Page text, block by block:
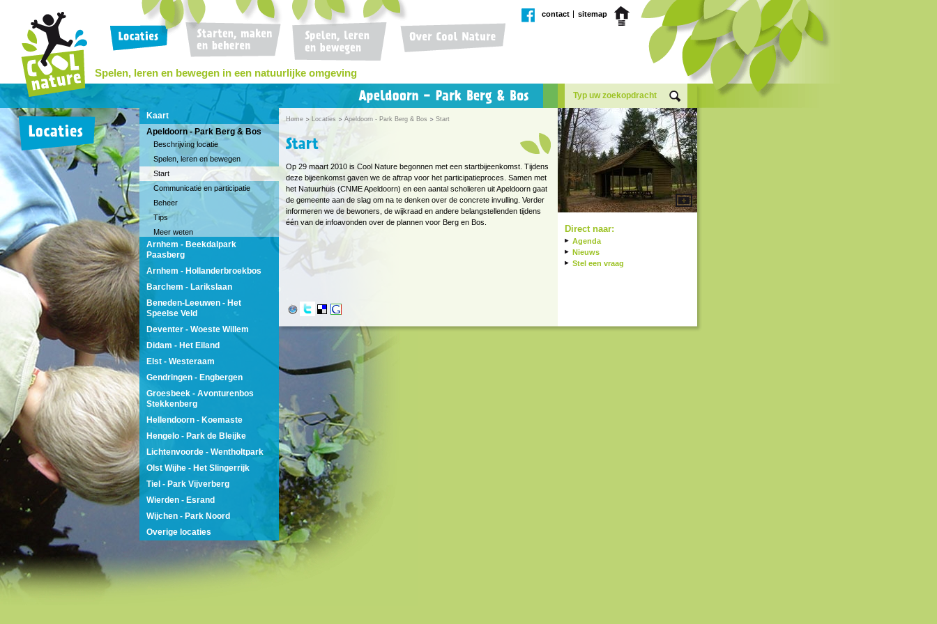
Spelen, leren en bewegen in een natuurlijke omgeving
contact sitemap
Kaart
Apeldoorn - Park Berg & Bos
Beschrijving locatie
Spelen, leren en bewegen
Start
Communicatie en participatie
Beheer
Tips
Meer weten
Arnhem - Beekdalpark
Paasberg
Arnhem - Hollanderbroekbos
Barchem - Larikslaan
Beneden-Leeuwen - Het
Speelse Veld
Deventer - Woeste Willem
Didam - Het Eiland
Elst - Westeraam
Gendringen - Engbergen
Groesbeek - Avonturenbos
Stekkenberg
Hellendoorn - Koemaste
Hengelo - Park de Bleijke
Lichtenvoorde - Wentholtpark
Olst Wijhe - Het Slingerrijk
Tiel - Park Vijverberg
Wierden - Esrand
Wijchen - Park Noord
Overige locaties
Home Locaties Apeldoorn - Park Berg & Bos Start
Op 29 maart 2010 is Cool Nature begonnen met een startbijeenkomst. Tijdens
deze bijeenkomst gaven we de aftrap voor het participatieproces. Samen met
het Natuurhuis (CNME Apeldoorn) en een aantal scholieren uit Apeldoorn gaat
de gemeente aan de slag om na te denken over de concrete invulling. Verder
informeren we de bewoners, de wijkraad en andere belangstellenden tijdens
één van de infoavonden over de plannen voor Berg en Bos.
Direct naar:
Agenda
Nieuws
Stel een vraag